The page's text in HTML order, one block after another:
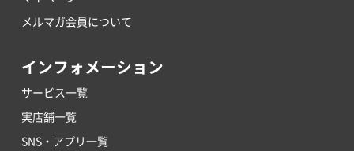
メルマガ会員について
インフォメーション
サービス一覧
実店舗一覧
SNS・アプリ一覧